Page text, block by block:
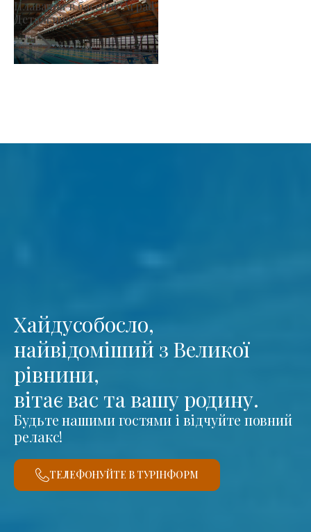
Ринок виробників
Детальніше
Хайдусобосло,
найвідоміший з Великої
рівнини,
вітає вас та вашу родину.
Будьте нашими гостями і відчуйте повний
релакс!
ТЕЛЕФОНУЙТЕ В ТУРІНФОРМ